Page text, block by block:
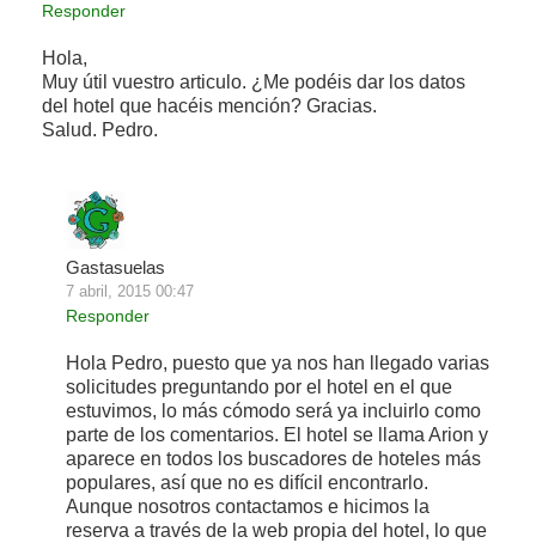
Responder
Hola,
Muy útil vuestro articulo. ¿Me podéis dar los datos
del hotel que hacéis mención? Gracias.
Salud. Pedro.
Gastasuelas
7 abril, 2015 00:47
Responder
Hola Pedro, puesto que ya nos han llegado varias
solicitudes preguntando por el hotel en el que
estuvimos, lo más cómodo será ya incluirlo como
parte de los comentarios. El hotel se llama Arion y
aparece en todos los buscadores de hoteles más
populares, así que no es difícil encontrarlo.
Aunque nosotros contactamos e hicimos la
reserva a través de la web propia del hotel, lo que